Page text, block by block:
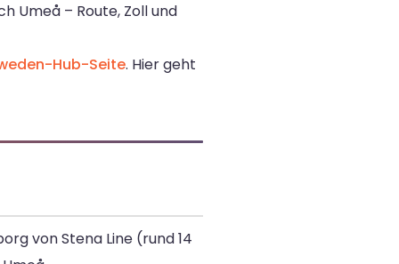
Umeå – Route, Zoll und
Hub-Seite. Hier geht
von Stena Line (rund 14